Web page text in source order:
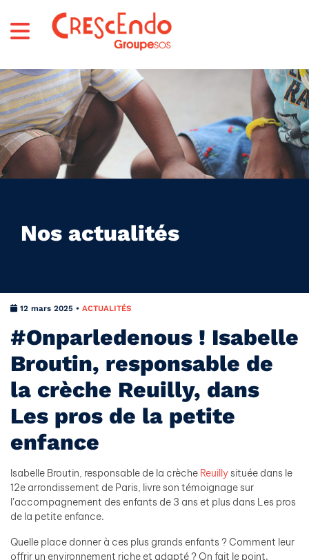
Nos actualités
12 mars 2025 • ACTUALITÉS
#Onparledenous ! Isabelle
Broutin, responsable de
la crèche Reuilly, dans
Les pros de la petite
enfance
Isabelle Broutin, responsable de la crèche Reuillysituée dans le
12e arrondissement de Paris, livre son témoignage sur
l’accompagnement des enfants de 3 ans et plus dans Les pros
de la petite enfance.
Quelle place donner à ces plus grands enfants ? Comment leur
offrir un environnement riche et adapté ? On fait le point.